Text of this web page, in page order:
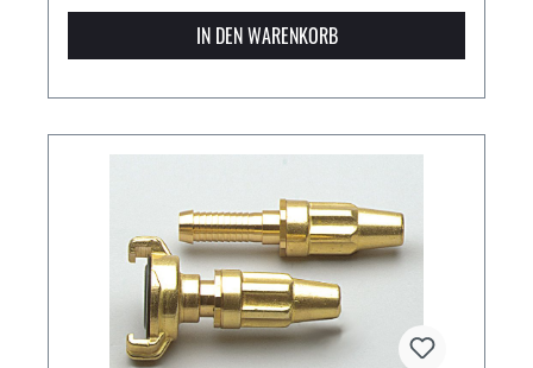
IN DEN WARENKORB